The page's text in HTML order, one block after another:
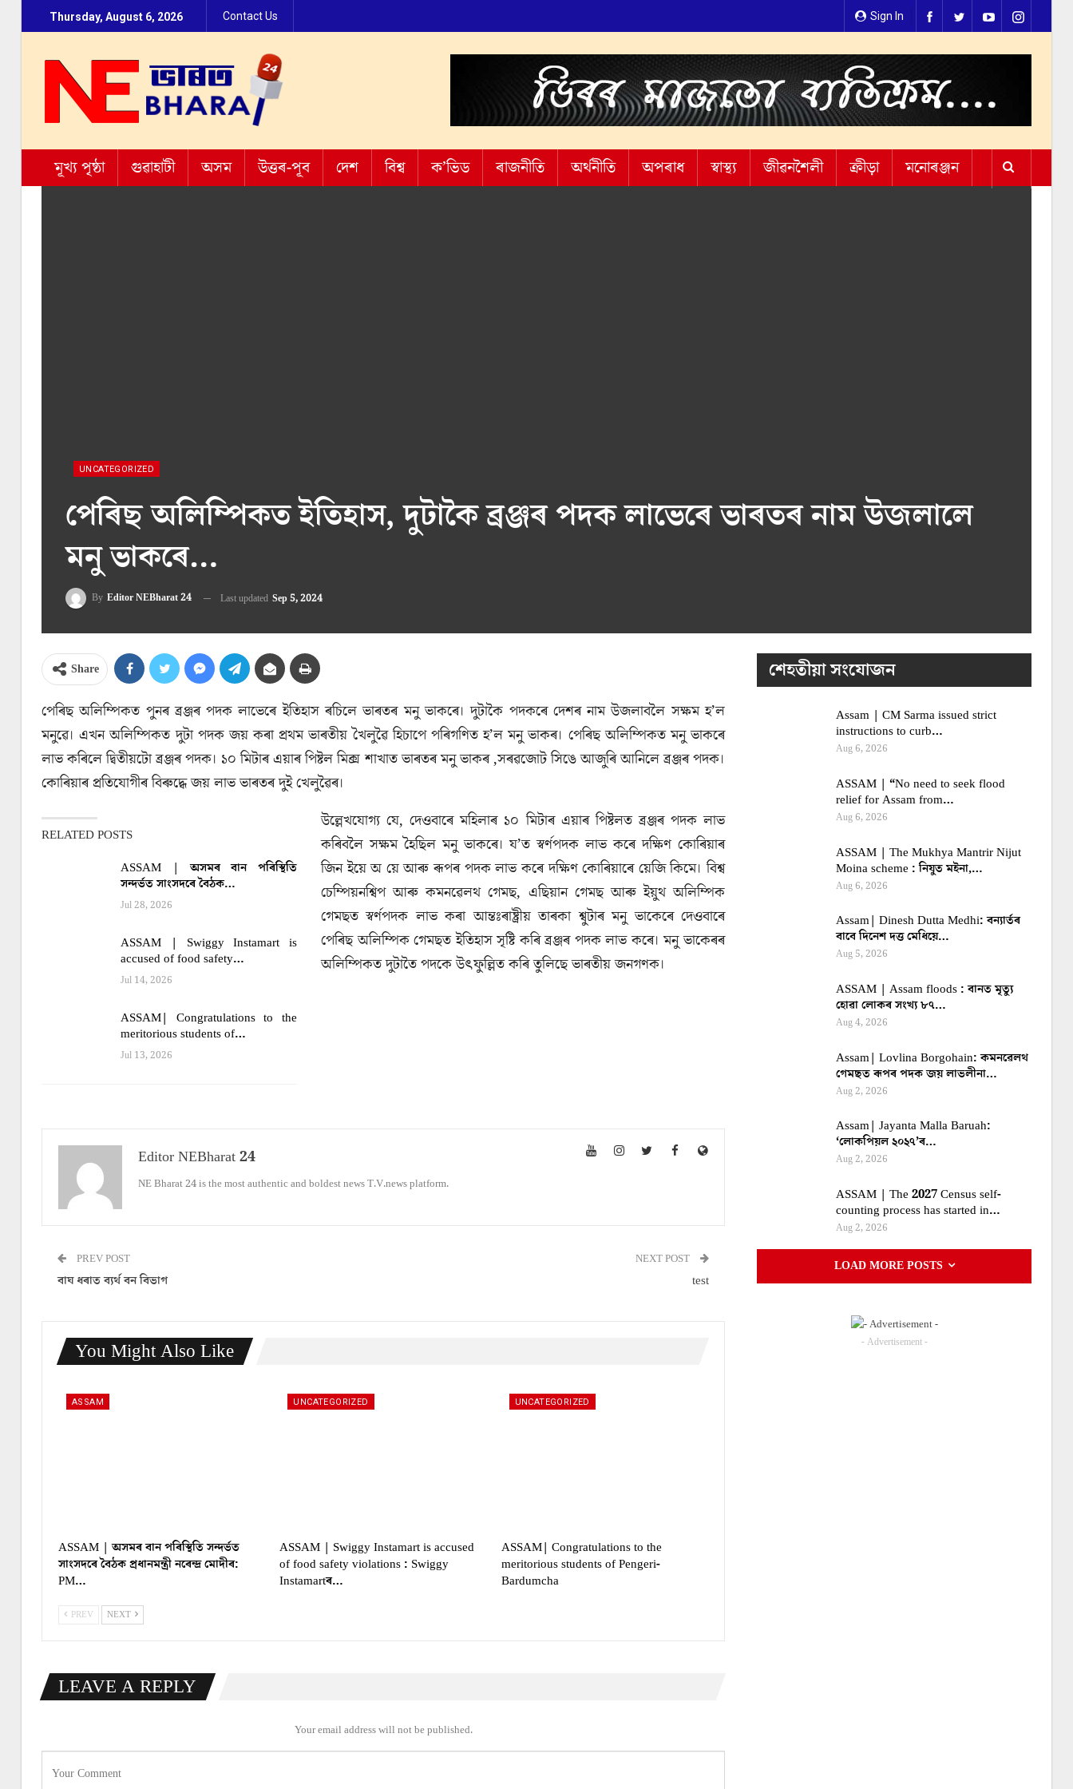
Sign In
Thursday, August 6, 2026 Contact Us
মূখ্য পৃষ্ঠা গুৱাহাটী অসম উত্তৰ-পূব দেশ বিশ্ব ক’ভিড ৰাজনীতি অৰ্থনীতি অপৰাধ স্বাস্থ্য জীৱনশৈলী ক্ৰীড়া মনোৰঞ্জন
UNCATEGORIZED
পেৰিছ অলিম্পিকত ইতিহাস, দুটাকৈ ব্ৰঞ্জৰ পদক লাভেৰে ভাৰতৰ নাম উজলালে
মনু ভাকৰে…
By Editor NEBharat 24 Last updated Sep 5, 2024
Share
পেৰিছ অলিম্পিকত পুনৰ ব্ৰঞ্জৰ পদক লাভেৰে ইতিহাস ৰচিলে ভাৰতৰ মনু ভাকৰে। দুটাকৈ পদকৰে দেশৰ নাম উজলাবলৈ সক্ষম হ’ল
মনুৱে। এখন অলিম্পিকত দুটা পদক জয় কৰা প্ৰথম ভাৰতীয় খৈলুৱৈ হিচাপে পৰিগণিত হ’ল মনু ভাকৰ। পেৰিছ অলিম্পিকত মনু ভাকৰে
লাভ কৰিলে দ্বিতীয়টো ব্ৰঞ্জৰ পদক। ১০ মিটাৰ এয়াৰ পিষ্টল মিক্স শাখাত ভাৰতৰ মনু ভাকৰ ,সৰৱজোট সিঙে আজুৰি আনিলে ব্ৰঞ্জৰ পদক।
কোৰিয়াৰ প্ৰতিযোগীৰ বিৰুদ্ধে জয় লাভ ভাৰতৰ দুই খেলুৱৈৰ।
RELATED POSTS
ASSAM | অসমৰ বান পৰিস্থিতি
সন্দৰ্ভত সাংসদৰে বৈঠক…
Jul 28, 2026
ASSAM | Swiggy Instamart is
accused of food safety…
Jul 14, 2026
ASSAM| Congratulations to the
meritorious students of…
Jul 13, 2026
উল্লেখযোগ্য যে, দেওবাৰে মহিলাৰ ১০ মিটাৰ এয়াৰ পিষ্টলত ব্ৰঞ্জৰ পদক লাভ
কৰিবলৈ সক্ষম হৈছিল মনু ভাকৰে। য’ত স্বৰ্ণপদক লাভ কৰে দক্ষিণ কোৰিয়াৰ
জিন ইয়ে অ য়ে আৰু ৰূপৰ পদক লাভ কৰে দক্ষিণ কোৰিয়াৰে য়েজি কিমে। বিশ্ব
চেম্পিয়নশ্বিপ আৰু কমনৱেলথ গেমছ, এছিয়ান গেমছ আৰু ইয়ুথ অলিম্পিক
গেমছত স্বৰ্ণপদক লাভ কৰা আন্তঃৰাষ্ট্ৰীয় তাৰকা শ্বুটাৰ মনু ভাকেৰে দেওবাৰে
পেৰিছ অলিম্পিক গেমছত ইতিহাস সৃষ্টি কৰি ব্ৰঞ্জৰ পদক লাভ কৰে। মনু ভাকেৰৰ
অলিম্পিকত দুটাতৈ পদকে উৎফুল্লিত কৰি তুলিছে ভাৰতীয় জনগণক।
Editor NEBharat 24
NE Bharat 24 is the most authentic and boldest news T.V.news platform.
PREV POST
বাঘ ধৰাত ব্যৰ্থ বন বিভাগ
NEXT POST
test
You Might Also Like
ASSAM
ASSAM | অসমৰ বান পৰিস্থিতি সন্দৰ্ভত
সাংসদৰে বৈঠক প্ৰধানমন্ত্ৰী নৰেন্দ্ৰ মোদীৰ:
PM…
UNCATEGORIZED
ASSAM | Swiggy Instamart is accused
of food safety violations : Swiggy
Instamartৰ…
UNCATEGORIZED
ASSAM| Congratulations to the
meritorious students of Pengeri-
Bardumcha
PREV NEXT
LEAVE A REPLY
Your email address will not be published.
শেহতীয়া সংযোজন
Assam | CM Sarma issued strict
instructions to curb…
Aug 6, 2026
ASSAM | “No need to seek flood
relief for Assam from…
Aug 6, 2026
ASSAM | The Mukhya Mantrir Nijut
Moina scheme : নিযুত মইনা,…
Aug 6, 2026
Assam| Dinesh Dutta Medhi: বন্যাৰ্তৰ
বাবে দিনেশ দত্ত মেধিয়ে…
Aug 5, 2026
ASSAM | Assam floods : বানত মৃত্যু
হোৱা লোকৰ সংখ্য ৮৭…
Aug 4, 2026
Assam| Lovlina Borgohain: কমনৱেলথ
গেমছত ৰূপৰ পদক জয় লাভলীনা…
Aug 2, 2026
Assam| Jayanta Malla Baruah:
‘লোকপিয়ল ২০২৭’ৰ…
Aug 2, 2026
ASSAM | The 2027 Census self-
counting process has started in…
Aug 2, 2026
LOAD MORE POSTS
- Advertisement -